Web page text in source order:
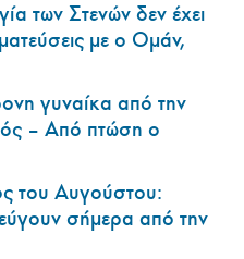
των Στενών δεν έχει
με ο Ομάν,
γυναίκα από την
– Από πτώση ο
του Αυγούστου:
σήμερα από την